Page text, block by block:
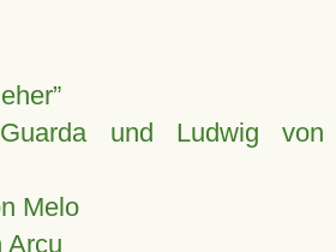
und Ludwig von
Melo
Arcu